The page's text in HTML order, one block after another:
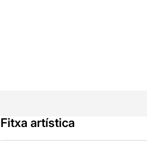
Fitxa artística